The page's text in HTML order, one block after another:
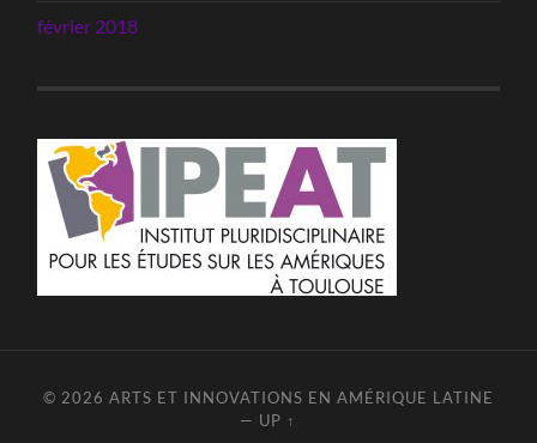
février 2018
© 2026 ARTS ET INNOVATIONS EN AMÉRIQUE LATINE
— UP ↑